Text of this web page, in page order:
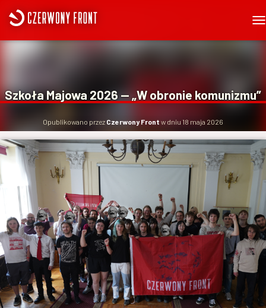
R
A
W
I
G
Szkoła Majowa 2026 — „W obronie komunizmu”
Opublikowano przez Czerwony Front w dniu 18 maja 2026